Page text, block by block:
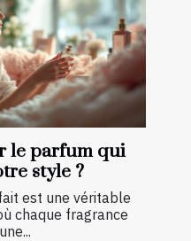
le parfum qui
style ?
est une véritable
chaque fragrance